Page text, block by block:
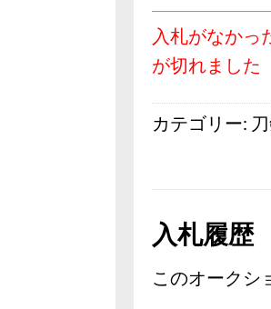
入札がなかっ
が切れました
カテゴリー:
入札履歴
このオークシ